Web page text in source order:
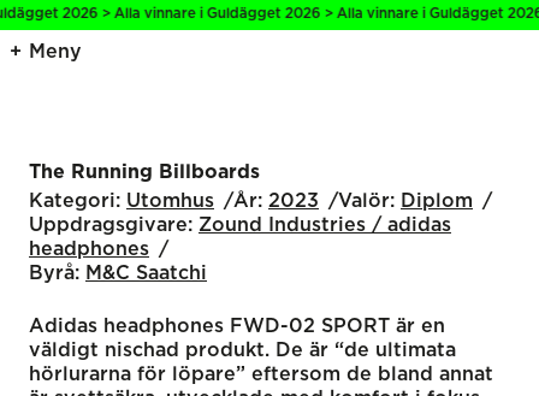
2026 > Alla vinnare i Guldägget 2026 > Alla vinnare i Guldägget
Meny
The Running Billboards
Kategori: Utomhus År: 2023 Valör: Diplom
Uppdragsgivare: Zound Industries / adidas
headphones
Byrå: M&C Saatchi
Adidas headphones FWD-02 SPORT är en
väldigt nischad produkt. De är “de ultimata
hörlurarna för löpare” eftersom de bland annat